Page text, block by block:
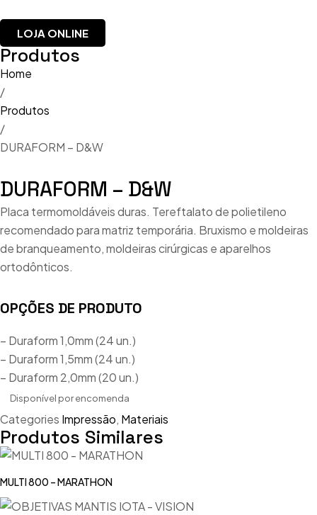
LOJA ONLINE
Produtos
Home
/
Produtos
/
DURAFORM – D&W
DURAFORM – D&W
Placa termomoldáveis duras. Tereftalato de polietileno
recomendado para matriz temporária. Bruxismo e moldeiras
de branqueamento, moldeiras cirúrgicas e aparelhos
ortodônticos.
OPÇÕES DE PRODUTO
– Duraform 1,0mm (24 un.)
– Duraform 1,5mm (24 un.)
– Duraform 2,0mm (20 un.)
Disponível por encomenda
Categories Impressão, Materiais
Produtos Similares
MULTI 800 – MARATHON